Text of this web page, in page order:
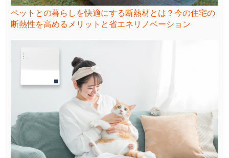
ペットとの暮らしを快適にする断熱材とは？今の住宅の
断熱性を高めるメリットと省エネリノベーション